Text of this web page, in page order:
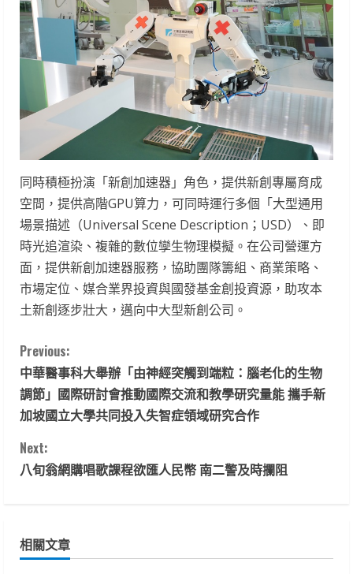
同時積極扮演「新創加速器」角色，提供新創專屬育成
空間，提供高階GPU算力，可同時運行多個「大型通用
場景描述（Universal Scene Description；USD）、即
時光追渲染、複雜的數位孿生物理模擬。在公司營運方
面，提供新創加速器服務，協助團隊籌組、商業策略、
市場定位、媒合業界投資與國發基金創投資源，助攻本
土新創逐步壯大，邁向中大型新創公司。
C
o
n
t
u
Previous:
中華醫事科大舉辦「由神經突觸到端粒：腦老化的生物
調節」國際研討會推動國際交流和教學研究量能 攜手新
加坡國立大學共同投入失智症領域研究合作
Next:
八旬翁網購唱歌課程欲匯人民幣 南二警及時攔阻
相關文章